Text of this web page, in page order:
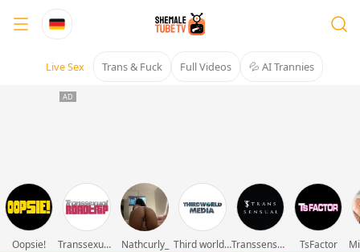
Live Sex Trans & Fuck Full Videos 💦 AI Trannies
Oopsie! Transsexual Roadtrip Nathcurly_ Third world media movies Transsensual TsFactor